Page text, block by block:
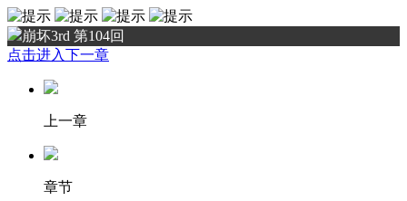
崩坏3rd 第104回
点击进入下一章
上一章
章节